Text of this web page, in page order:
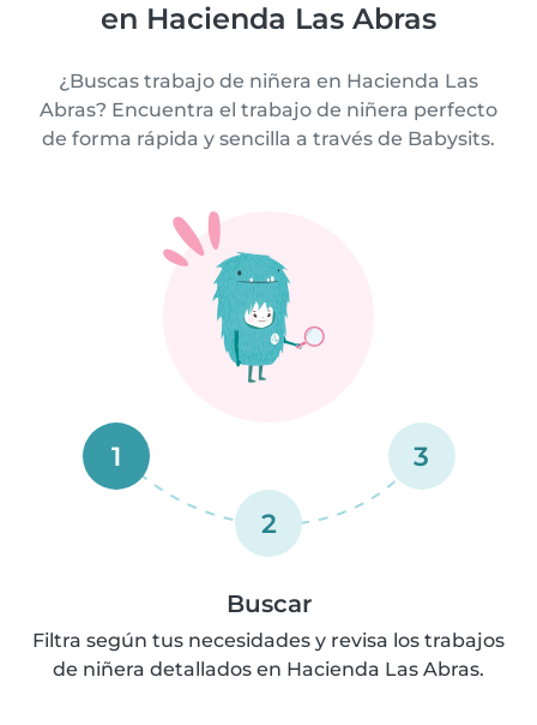
en Hacienda Las Abras
¿Buscas trabajo de niñera en Hacienda Las
Abras? Encuentra el trabajo de niñera perfecto
de forma rápida y sencilla a través de Babysits.
1
2
3
Buscar
Filtra según tus necesidades y revisa los trabajos
de niñera detallados en Hacienda Las Abras.